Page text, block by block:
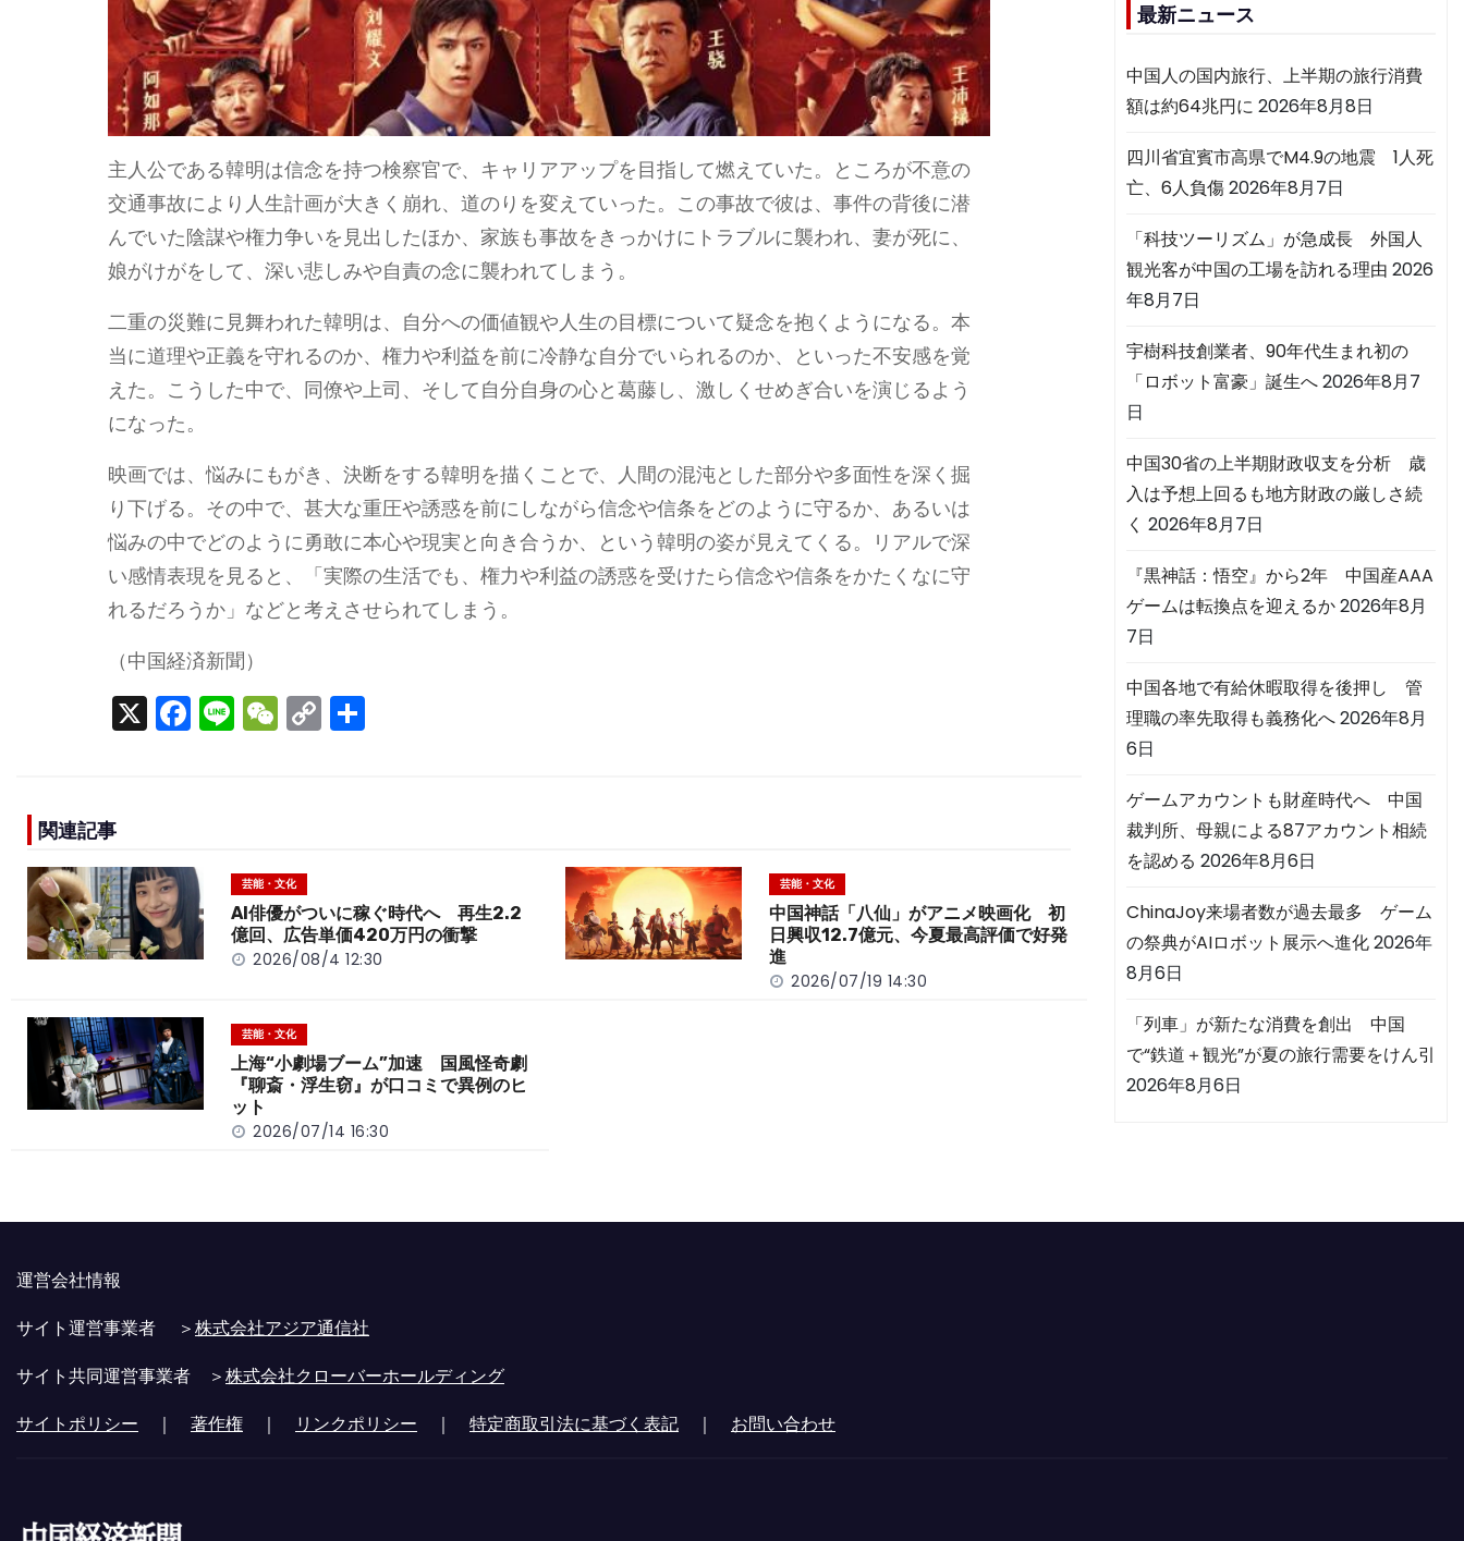
主人公である韓明は信念を持つ検察官で、キャリアアップを目指して燃えていた。ところが不意の
交通事故により人生計画が大きく崩れ、道のりを変えていった。この事故で彼は、事件の背後に潜
んでいた陰謀や権力争いを見出したほか、家族も事故をきっかけにトラブルに襲われ、妻が死に、
娘がけがをして、深い悲しみや自責の念に襲われてしまう。
二重の災難に見舞われた韓明は、自分への価値観や人生の目標について疑念を抱くようになる。本
当に道理や正義を守れるのか、権力や利益を前に冷静な自分でいられるのか、といった不安感を覚
えた。こうした中で、同僚や上司、そして自分自身の心と葛藤し、激しくせめぎ合いを演じるよう
になった。
映画では、悩みにもがき、決断をする韓明を描くことで、人間の混沌とした部分や多面性を深く掘
り下げる。その中で、甚大な重圧や誘惑を前にしながら信念や信条をどのように守るか、あるいは
悩みの中でどのように勇敢に本心や現実と向き合うか、という韓明の姿が見えてくる。リアルで深
い感情表現を見ると、「実際の生活でも、権力や利益の誘惑を受けたら信念や信条をかたくなに守
れるだろうか」などと考えさせられてしまう。
（中国経済新聞）
X F
a
o
o
k
Li
n
W
e
t
C
o
k
関連記事
芸能・文化
AI俳優がついに稼ぐ時代へ 再生2.2
億回、広告単価420万円の衝撃
2026/08/4 12:30
芸能・文化
中国神話「八仙」がアニメ映画化 初
日興収12.7億元、今夏最高評価で好発
進
2026/07/19 14:30
芸能・文化
上海“小劇場ブーム”加速 国風怪奇劇
『聊斎・浮生窃』が口コミで異例のヒ
ット
2026/07/14 16:30
最新ニュース
中国人の国内旅行、上半期の旅行消費
額は約64兆円に 2026年8月8日
四川省宜賓市高県でM4.9の地震 1人死
亡、6人負傷2026年8月7日
「科技ツーリズム」が急成長 外国人
観光客が中国の工場を訪れる理由 2026
年8月7日
宇樹科技創業者、90年代生まれ初の
「ロボット富豪」誕生へ2026年8月7
日
中国30省の上半期財政収支を分析 歳
入は予想上回るも地方財政の厳しさ続
く 2026年8月7日
『黒神話：悟空』から2年 中国産AAA
ゲームは転換点を迎えるか2026年8月
7日
中国各地で有給休暇取得を後押し 管
理職の率先取得も義務化へ2026年8月
6日
ゲームアカウントも財産時代へ 中国
裁判所、母親による87アカウント相続
を認める 2026年8月6日
ChinaJoy来場者数が過去最多 ゲーム
の祭典がAIロボット展示へ進化2026年
8月6日
「列車」が新たな消費を創出 中国
で“鉄道＋観光”が夏の旅行需要をけん引
2026年8月6日
運営会社情報
サイト運営事業者 ＞株式会社アジア通信社
サイト共同運営事業者 ＞株式会社クローバーホールディング
サイトポリシー ｜ 著作権 ｜ リンクポリシー ｜ 特定商取引法に基づく表記 ｜ お問い合わせ